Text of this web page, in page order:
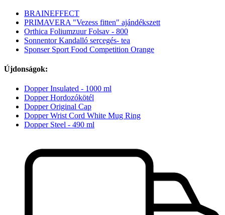
BRAINEFFECT
PRIMAVERA "Vezess fitten" ajándékszett
Orthica Foliumzuur Folsav - 800
Sonnentor Kandalló sercegés- tea
Sponser Sport Food Competition Orange
Újdonságok:
Dopper Insulated - 1000 ml
Dopper Hordozókötél
Dopper Original Cap
Dopper Wrist Cord White Mug Ring
Dopper Steel - 490 ml